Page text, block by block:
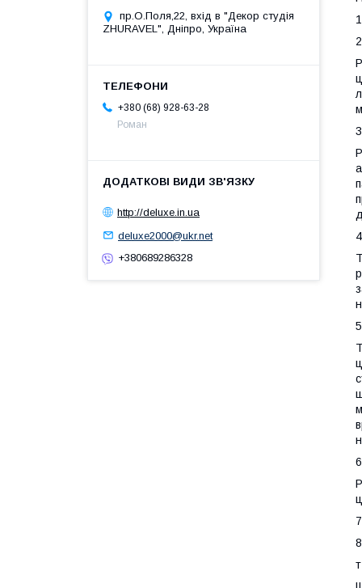
пр.О.Поля,22, вхід в "Декор студія
ZHURAVEL", Дніпро, Україна
+380 (68) 928-63-28
Роман
http://deluxe.in.ua
deluxe2000@ukr.net
+380689286328